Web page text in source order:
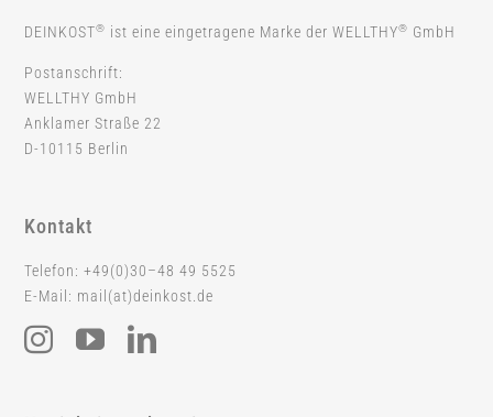
DEINKOST® ist eine eingetragene Marke der WELLTHY® GmbH
Postanschrift:
WELLTHY GmbH
Anklamer Straße 22
D-10115 Berlin
Kontakt
Telefon: +49(0)30–48 49 5525
E-Mail: mail(at)deinkost.de